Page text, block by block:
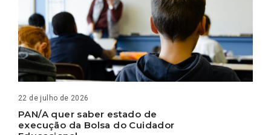
22 de julho de 2026
PAN/A quer saber estado de
execução da Bolsa do Cuidador